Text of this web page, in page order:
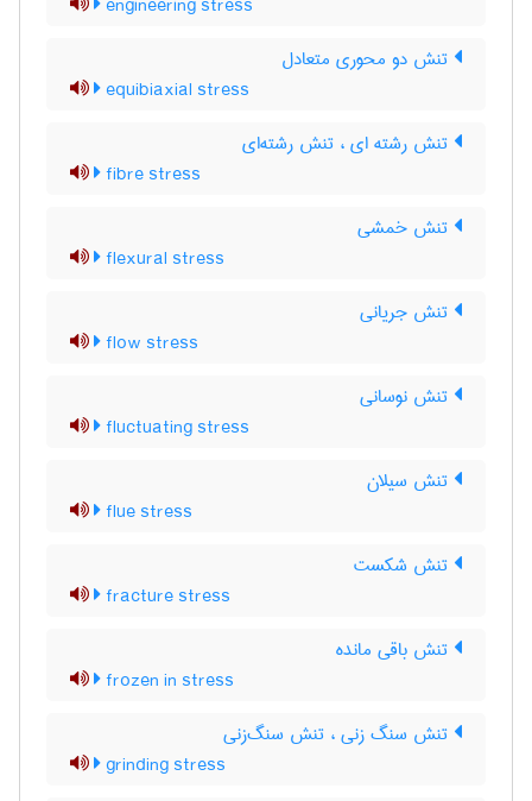
تنش دو محوری متعادل
equibiaxial stress
تنش رشته ای ، تنش رشته‌ای
fibre stress
تنش خمشی
flexural stress
تنش جریانی
flow stress
تنش نوسانی
fluctuating stress
تنش سیلان
flue stress
تنش شکست
fracture stress
تنش باقی مانده
frozen in stress
تنش سنگ زنی ، تنش سنگ‌زنی
grinding stress